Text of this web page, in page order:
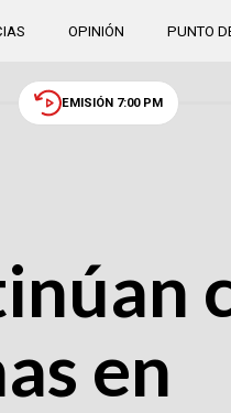
OPINIÓN PUNTO
EMISIÓN 7:00 PM
en